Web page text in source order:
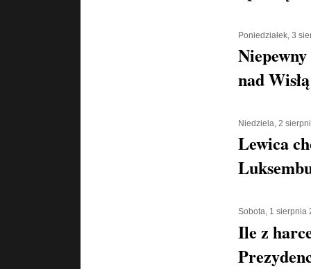
Poniedziałek, 3
nad Wisłą
Niedziela, 2
Lewica
Sobota, 1 sierpnia
Ile z